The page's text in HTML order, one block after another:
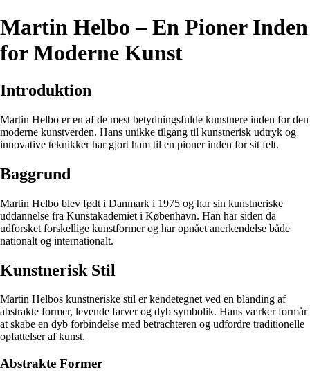
Martin Helbo – En Pioner Inden
for Moderne Kunst
Introduktion
Martin Helbo er en af de mest betydningsfulde kunstnere inden for den
moderne kunstverden. Hans unikke tilgang til kunstnerisk udtryk og
innovative teknikker har gjort ham til en pioner inden for sit felt.
Baggrund
Martin Helbo blev født i Danmark i 1975 og har sin kunstneriske
uddannelse fra Kunstakademiet i København. Han har siden da
udforsket forskellige kunstformer og har opnået anerkendelse både
nationalt og internationalt.
Kunstnerisk Stil
Martin Helbos kunstneriske stil er kendetegnet ved en blanding af
abstrakte former, levende farver og dyb symbolik. Hans værker formår
at skabe en dyb forbindelse med betrachteren og udfordre traditionelle
opfattelser af kunst.
Abstrakte Former